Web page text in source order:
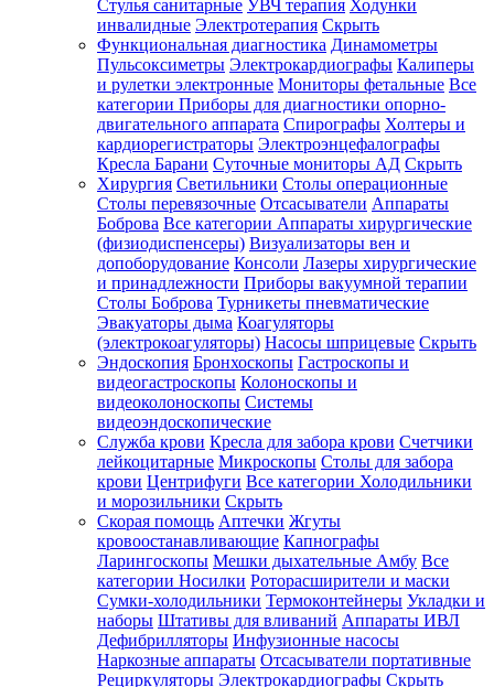
Стулья санитарные УВЧ терапия Ходунки
инвалидные Электротерапия Скрыть
Функциональная диагностика Динамометры
Пульсоксиметры Электрокардиографы Калиперы
и рулетки электронные Мониторы фетальные Все
категории Приборы для диагностики опорно-
двигательного аппарата Спирографы Холтеры и
кардиорегистраторы Электроэнцефалографы
Кресла Барани Суточные мониторы АД Скрыть
Хирургия Светильники Столы операционные
Столы перевязочные Отсасыватели Аппараты
Боброва Все категории Аппараты хирургические
(физиодиспенсеры) Визуализаторы вен и
допоборудование Консоли Лазеры хирургические
и принадлежности Приборы вакуумной терапии
Столы Боброва Турникеты пневматические
Эвакуаторы дыма Коагуляторы
(электрокоагуляторы) Насосы шприцевые Скрыть
Эндоскопия Бронхоскопы Гастроскопы и
видеогастроскопы Колоноскопы и
видеоколоноскопы Системы
видеоэндоскопические
Служба крови Кресла для забора крови Счетчики
лейкоцитарные Микроскопы Столы для забора
крови Центрифуги Все категории Холодильники
и морозильники Скрыть
Скорая помощь Аптечки Жгуты
кровоостанавливающие Капнографы
Ларингоскопы Мешки дыхательные Амбу Все
категории Носилки Роторасширители и маски
Сумки-холодильники Термоконтейнеры Укладки и
наборы Штативы для вливаний Аппараты ИВЛ
Дефибрилляторы Инфузионные насосы
Наркозные аппараты Отсасыватели портативные
Рециркуляторы Электрокардиографы Скрыть